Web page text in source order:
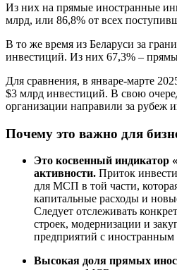
Из них на прямые иностранные
млрд, или 86,8% от всех
В то же время из Беларуси за
инвестиций. Из них 67,3% –
Для сравнения, в январе-марте
$3 млрд инвестиций. В свою
организации направили за рубеж
Почему это важно для
Это косвенный индикатор
активности. Приток
для МСП в той части,
капитальные расходы и
Следует отслеживать
строек, модернизации и
предприятий с иностранным
Высокая доля прямых